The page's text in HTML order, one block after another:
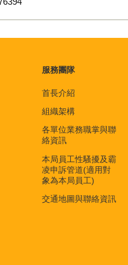
服務團隊
首長介紹
組織架構
各單位業務職掌與聯
絡資訊
本局員工性騷擾及霸
凌申訴管道(適用對
象為本局員工)
交通地圖與聯絡資訊